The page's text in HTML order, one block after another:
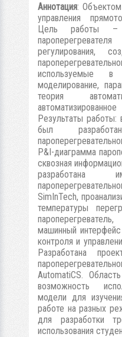
Аннотация:
управления
Цель работы –
регулирования,
используемые в
моделирование,
теория
Результаты работы:
был
P&I-диаграмма
сквозная
разработана
SimInTech,
температуры
машинный
контроля и
Разработана
AutomatiCS.
возможность
модели для
работе на разных
для разработки
использования